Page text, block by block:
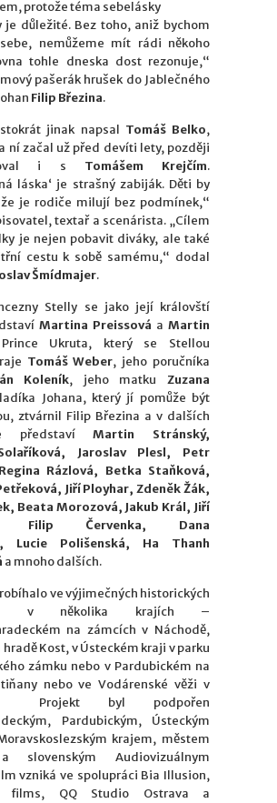
protože téma sebelásky
je důležité. Bez toho, aniž bychom
nemůžeme mít rádi někoho
tohle dneska dost rezonuje,“
pašerák hrušek do Jablečného
Filip Březina.
jinak napsal Tomáš Belko,
ní začal už před devíti lety, později
i s Tomášem Krejčím.
láska‘ je strašný zabiják. Děti by
je rodiče milují bez podmínek,“
textař a scenárista. „Cílem
je nejen pobavit diváky, ale také
cestu k sobě samému,“ dodal
Šmídmajer.
Stelly se jako její královští
Martina Preissová a Martin
Prince Ukruta, který se Stellou
Tomáš Weber, jeho poručníka
Koleník, jeho matku
Zuzana
Johana, který jí pomůže být
ztvárnil Filip Březina a v dalších
představí
Martin Stránský,
Jaroslav Plesl, Petr
Rázlová, Betka Staňková,
Jiří Ployhar, Zdeněk Žák,
Beata Morozová, Jakub Král, Jiří
Filip Červenka, Dana
Lucie Polišenská, Ha Thanh
a mnoho dalších.
ve výjimečných historických
v několika krajích –
na zámcích v Náchodě,
hradě Kost, v Ústeckém kraji v parku
zámku nebo v Pardubickém na
nebo ve Vodárenské věži v
Projekt byl podpořen
Pardubickým, Ústeckým
krajem, městem
slovenským Audiovizuálnym
vzniká ve spolupráci Bia Illusion,
films, QQ Studio Ostrava
a